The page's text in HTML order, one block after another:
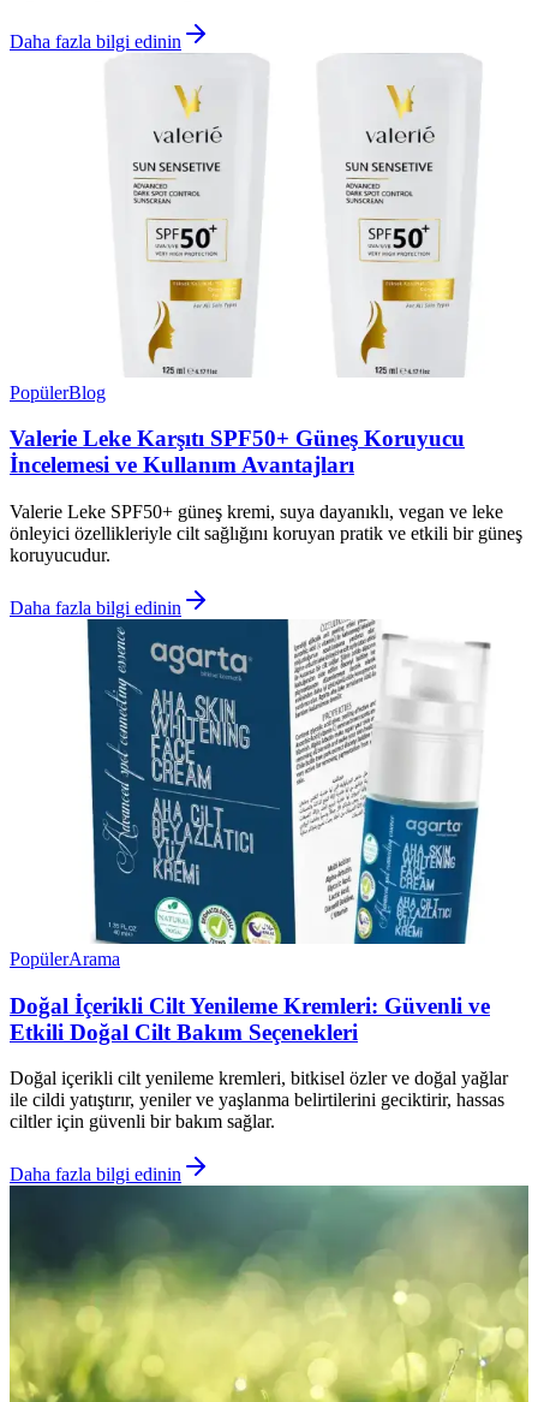
Daha fazla bilgi edinin
PopülerBlog
Valerie Leke Karşıtı SPF50+ Güneş Koruyucu
İncelemesi ve Kullanım Avantajları
Valerie Leke SPF50+ güneş kremi, suya dayanıklı, vegan ve leke
önleyici özellikleriyle cilt sağlığını koruyan pratik ve etkili bir güneş
koruyucudur.
Daha fazla bilgi edinin
PopülerArama
Doğal İçerikli Cilt Yenileme Kremleri: Güvenli ve
Etkili Doğal Cilt Bakım Seçenekleri
Doğal içerikli cilt yenileme kremleri, bitkisel özler ve doğal yağlar
ile cildi yatıştırır, yeniler ve yaşlanma belirtilerini geciktirir, hassas
ciltler için güvenli bir bakım sağlar.
Daha fazla bilgi edinin